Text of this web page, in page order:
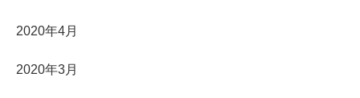
2020年4月
2020年3月